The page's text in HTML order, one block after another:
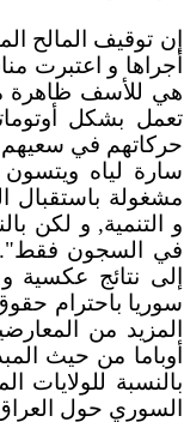
إن توقيف المالح
أجراها و اعتبرت
هي للأسف ظاهرة
تعمل بشكل
حركاتهم في سعيهم
سارة لياه
مشغولة باستقبال
و التنمية, و لكن
في السجون فقط".
إلى نتائج عكسية
سوريا باحترام
المزيد من
أوباما من حيث
بالنسبة
السوري حول